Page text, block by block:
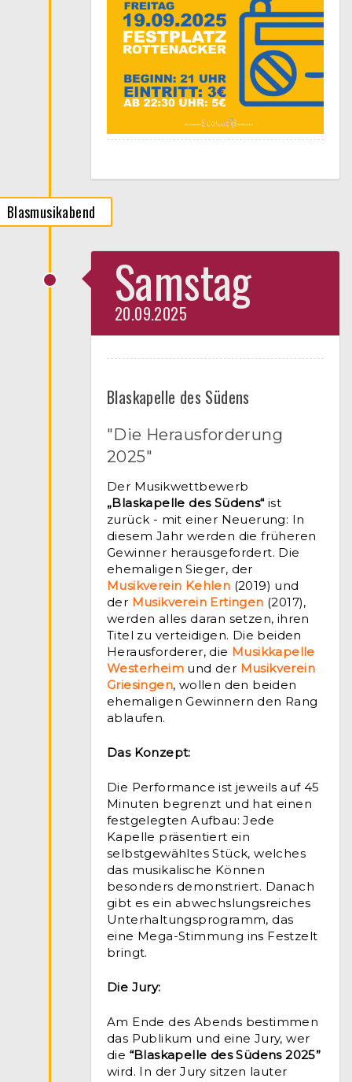
Samstag
20.09.2025
Blaskapelle des Südens
"Die Herausforderung
2025"
Der Musikwettbewerb
„Blaskapelle des Südens“ ist
zurück - mit einer Neuerung: In
diesem Jahr werden die früheren
Gewinner herausgefordert. Die
ehemaligen Sieger, der
Musikverein Kehlen (2019) und
der Musikverein Ertingen (2017),
werden alles daran setzen, ihren
Titel zu verteidigen. Die beiden
Herausforderer, die Musikkapelle
Westerheim und der Musikverein
Griesingen, wollen den beiden
ehemaligen Gewinnern den Rang
ablaufen.
Das Konzept:
Die Performance ist jeweils auf 45
Minuten begrenzt und hat einen
festgelegten Aufbau: Jede
Kapelle präsentiert ein
selbstgewähltes Stück, welches
das musikalische Können
besonders demonstriert. Danach
gibt es ein abwechslungsreiches
Unterhaltungsprogramm, das
eine Mega-Stimmung ins Festzelt
bringt.
Die Jury:
Am Ende des Abends bestimmen
das Publikum und eine Jury, wer
die “Blaskapelle des Südens 2025”
wird. In der Jury sitzen lauter
Blasmusikabend